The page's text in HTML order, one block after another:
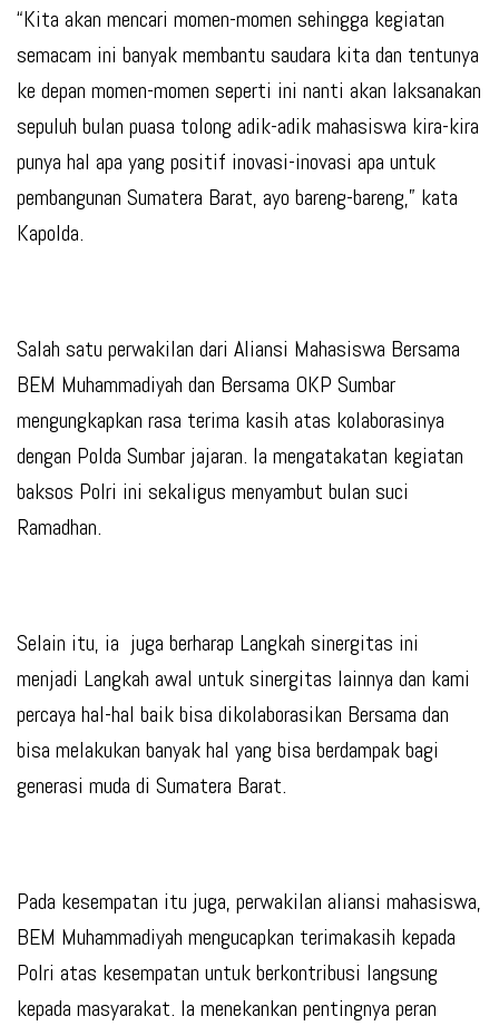
“Kita akan mencari momen-momen sehingga kegiatan
semacam ini banyak membantu saudara kita dan tentunya
ke depan momen-momen seperti ini nanti akan laksanakan
sepuluh bulan puasa tolong adik-adik mahasiswa kira-kira
punya hal apa yang positif inovasi-inovasi apa untuk
pembangunan Sumatera Barat, ayo bareng-bareng,” kata
Kapolda.
Salah satu perwakilan dari Aliansi Mahasiswa Bersama
BEM Muhammadiyah dan Bersama OKP Sumbar
mengungkapkan rasa terima kasih atas kolaborasinya
dengan Polda Sumbar jajaran. Ia mengatakatan kegiatan
baksos Polri ini sekaligus menyambut bulan suci
Ramadhan.
Selain itu, ia juga berharap Langkah sinergitas ini
menjadi Langkah awal untuk sinergitas lainnya dan kami
percaya hal-hal baik bisa dikolaborasikan Bersama dan
bisa melakukan banyak hal yang bisa berdampak bagi
generasi muda di Sumatera Barat.
Pada kesempatan itu juga, perwakilan aliansi mahasiswa,
BEM Muhammadiyah mengucapkan terimakasih kepada
Polri atas kesempatan untuk berkontribusi langsung
kepada masyarakat. Ia menekankan pentingnya peran